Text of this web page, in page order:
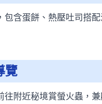
包含蛋餅、熱壓吐司搭
覽
往附近秘境賞螢火蟲，